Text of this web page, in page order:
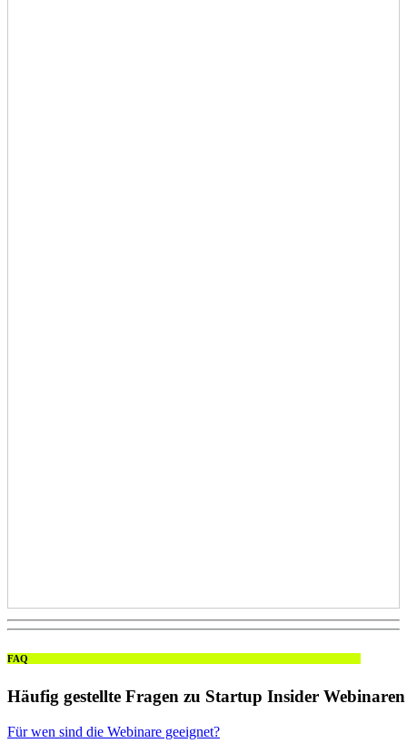
FAQ
Häufig gestellte Fragen zu Startup Insider Webinaren
Für wen sind die Webinare geeignet?